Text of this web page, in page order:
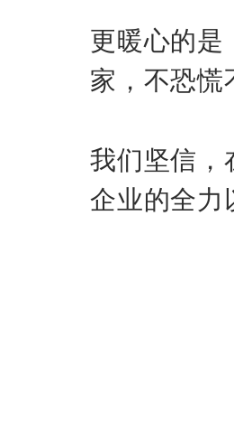
更暖心的是
家，不恐慌
我们坚信，
企业的全力